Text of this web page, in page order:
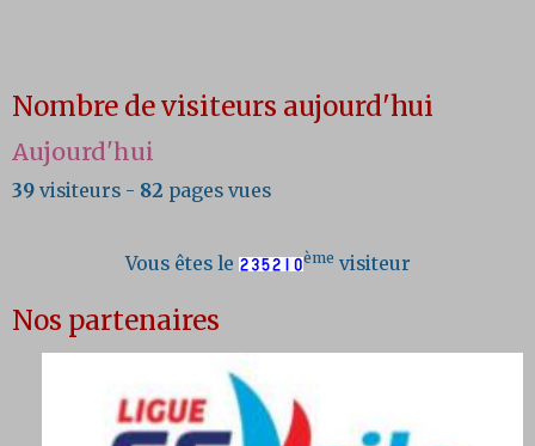
Nombre de visiteurs aujourd'hui
Aujourd'hui
39 visiteurs - 82 pages vues
Vous êtes le ème visiteur
Nos partenaires